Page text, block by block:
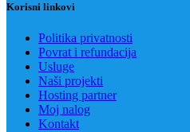
Korisni linkovi
Politika privatnosti
Povrat i refundacija
Usluge
Naši projekti
Hosting partner
Moj nalog
Kontakt